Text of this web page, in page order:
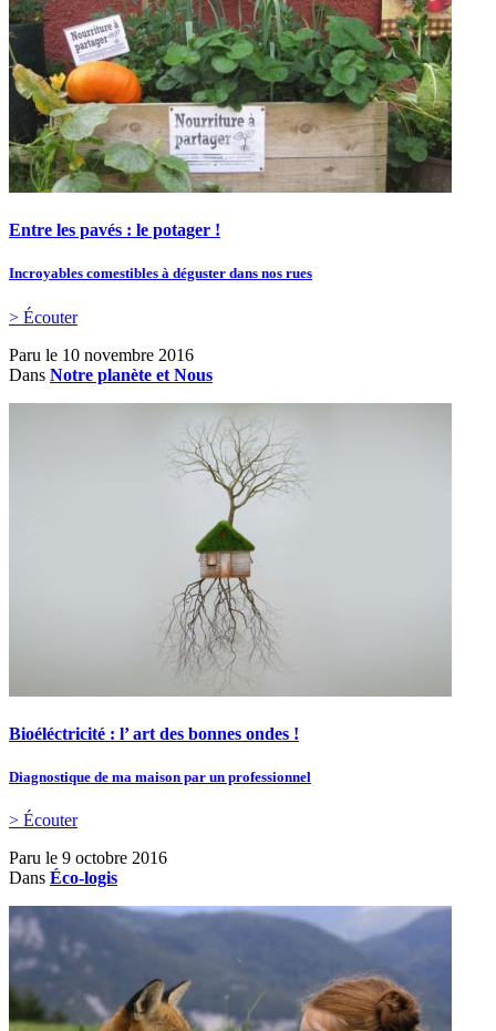
Entre les pavés : le potager !
Incroyables comestibles à déguster dans nos rues
> Écouter
Paru le 10 novembre 2016
Dans Notre planète et Nous
Bioéléctricité : l’ art des bonnes ondes !
Diagnostique de ma maison par un professionnel
> Écouter
Paru le 9 octobre 2016
Dans Éco-logis